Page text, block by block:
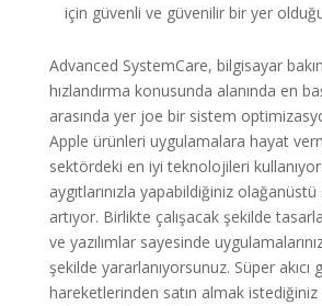
için güvenli ve güvenilir bir yer
Advanced SystemCare, bilgisayar
hızlandırma konusunda alanında en
arasında yer joe bir sistem
Apple ürünleri uygulamalara hayat
sektördeki en iyi teknolojileri
aygıtlarınızla yapabildiğiniz olağanüstü
artıyor. Birlikte çalışacak şekilde
ve yazılımlar sayesinde
şekilde yararlanıyorsunuz. Süper akıcı
hareketlerinden satın almak